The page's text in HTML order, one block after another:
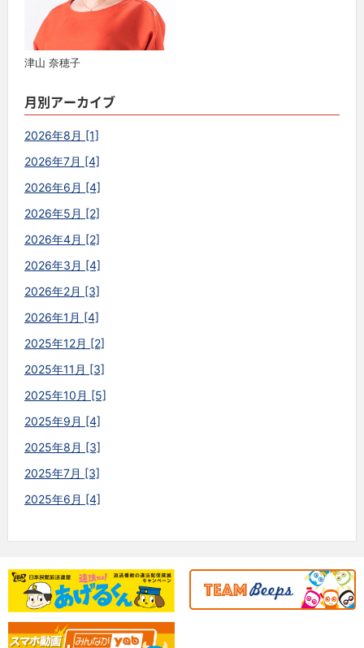
津山 奈穂子
月別アーカイブ
2026年8月 [1]
2026年7月 [4]
2026年6月 [4]
2026年5月 [2]
2026年4月 [2]
2026年3月 [4]
2026年2月 [3]
2026年1月 [4]
2025年12月 [2]
2025年11月 [3]
2025年10月 [5]
2025年9月 [4]
2025年8月 [3]
2025年7月 [3]
2025年6月 [4]